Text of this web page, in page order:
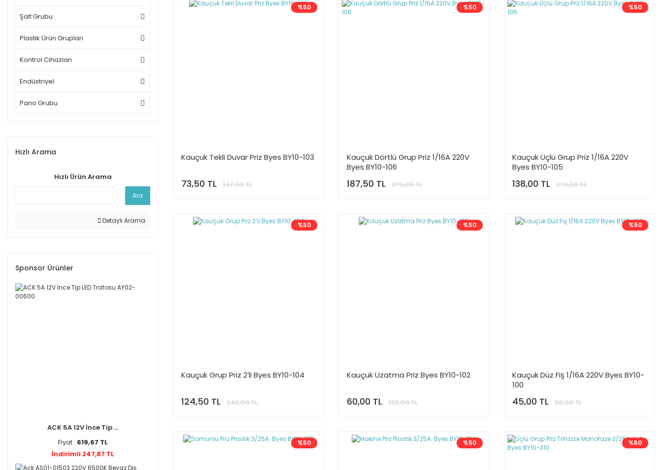
Şalt Grubu
Plastik Ürün Grupları
Kontrol Cihazları
Endüstriyel
Pano Grubu
Hızlı Arama
Hızlı Ürün Arama
Ara
Detaylı Arama
Sponsor Ürünler
ACK 5A 12V İnce Tip ...
Fiyat : 619,67 TL
İndirimli 247,87 TL
%50
Kauçuk Tekli Duvar Priz Byes BY10-103
73,50 TL 147,00 TL
%50
Kauçuk Dörtlü Grup Priz 1/16A 220V
Byes BY10-106
187,50 TL 375,00 TL
%50
Kauçuk Üçlü Grup Priz 1/16A 220V
Byes BY10-105
138,00 TL 276,00 TL
%50
Kauçuk Grup Priz 2’li Byes BY10-104
124,50 TL 249,00 TL
%50
Kauçuk Uzatma Priz Byes BY10-102
60,00 TL 120,00 TL
%50
Kauçuk Düz Fiş 1/16A 220V Byes BY10-
100
45,00 TL 90,00 TL
%50 %50 %50